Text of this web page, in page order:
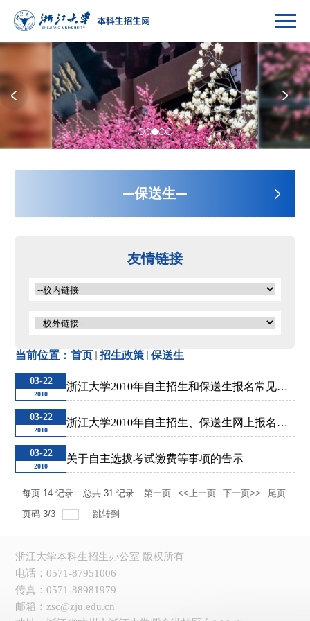
综合评价
保送生
运动训练
艺术类
港澳台
友情链接
当前位置：首页 招生政策 保送生
03-22
2010
浙江大学2010年自主招生和保送生报名常见问
03-22
2010
浙江大学2010年自主招生、保送生网上报名考
03-22
2010
关于自主选拔考试缴费等事项的告示
每页 14 记录 总共31 记录 第一页 <<上一页 下一页>>
尾页
页码3/3 跳转到
浙江大学本科生招生办公室 版权所有
电话：0571-87951006
传真：0571-88981979
邮箱：zsc@zju.edu.cn